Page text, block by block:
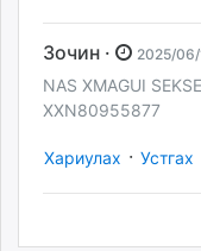
Зочин · 2025/06/
NAS XMAGUI
XXN80955877
Хариулах · Устгах